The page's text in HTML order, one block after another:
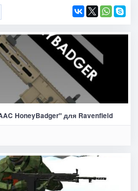
HoneyBadger" для Ravenfield